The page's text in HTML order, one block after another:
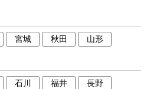
宮城 秋田
山形
石川 福井 長野